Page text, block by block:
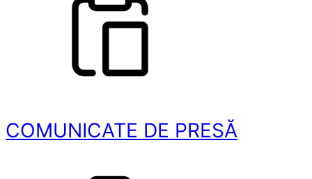
COMUNICATE DE PRESĂ